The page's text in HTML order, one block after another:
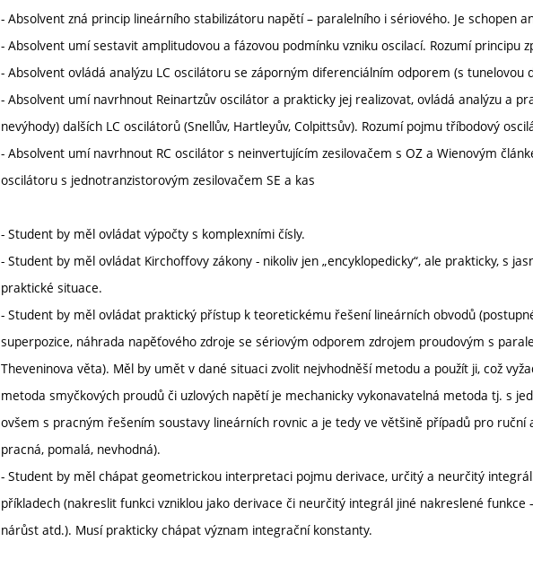
- Absolvent zná princip lineárního stabilizátoru napětí – paralelního i sériového. Je schopen
- Absolvent umí sestavit amplitudovou a fázovou podmínku vzniku oscilací. Rozumí principu
- Absolvent ovládá analýzu LC oscilátoru se záporným diferenciálním odporem (s tunelovou
- Absolvent umí navrhnout Reinartzův oscilátor a prakticky jej realizovat, ovládá analýzu a
nevýhody) dalších LC oscilátorů (Snellův, Hartleyův, Colpittsův). Rozumí pojmu tříbodový
- Absolvent umí navrhnout RC oscilátor s neinvertujícím zesilovačem s OZ a Wienovým
oscilátoru s jednotranzistorovým zesilovačem SE a kas
- Student by měl ovládat výpočty s komplexními čísly.
- Student by měl ovládat Kirchoffovy zákony - nikoliv jen „encyklopedicky“, ale prakticky, s
praktické situace.
- Student by měl ovládat praktický přístup k teoretickému řešení lineárních obvodů
superpozice, náhrada napěťového zdroje se sériovým odporem zdrojem proudovým s
Theveninova věta). Měl by umět v dané situaci zvolit nejvhodněší metodu a použít ji, což
metoda smyčkových proudů či uzlových napětí je mechanicky vykonavatelná metoda tj. s
ovšem s pracným řešením soustavy lineárních rovnic a je tedy ve většině případů pro ruční
pracná, pomalá, nevhodná).
- Student by měl chápat geometrickou interpretaci pojmu derivace, určitý a neurčitý
příkladech (nakreslit funkci vzniklou jako derivace či neurčitý integrál jiné nakreslené funkce
nárůst atd.). Musí prakticky chápat význam integrační konstanty.